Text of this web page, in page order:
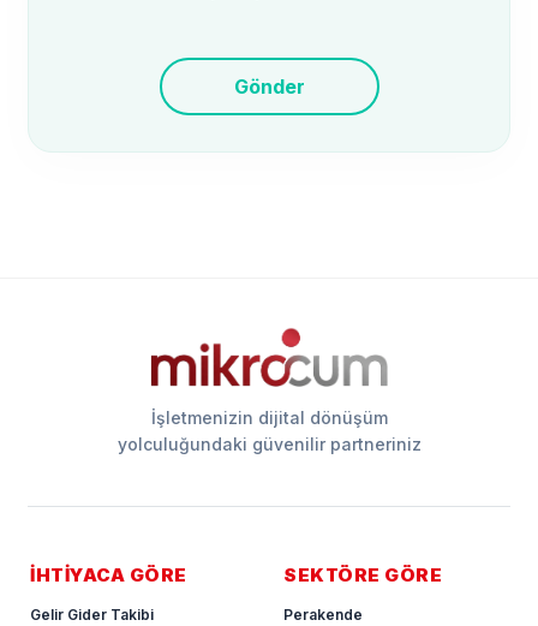
Gönder
İşletmenizin dijital dönüşüm
yolculuğundaki güvenilir partneriniz
İHTİYACA GÖRE
Gelir Gider Takibi
SEKTÖRE GÖRE
Perakende